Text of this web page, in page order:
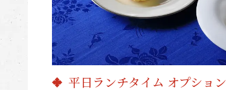
平日ランチタイム オプション